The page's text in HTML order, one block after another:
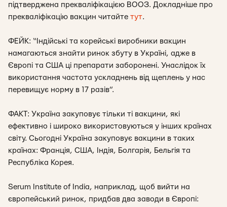
підтверджена прекваліфікацією ВООЗ. Докладніше про
прекваліфікацію вакцин читайте тут.
ФЕЙК: “Індійські та корейські виробники вакцин
намагаються знайти ринок збуту в Україні, адже в
Європі та США ці препарати заборонені. Унаслідок їх
використання частота ускладнень від щеплень у нас
перевищує норму в 17 разів”.
ФАКТ: Україна закуповує тільки ті вакцини, які
ефективно і широко використовуються у інших країнах
світу. Сьогодні Україна закуповує вакцини в таких
країнах: Франція, США, Індія, Болгарія, Бельгія та
Республіка Корея.
Serum Institute of India, наприклад, щоб вийти на
європейський ринок, придбав два заводи в Європі: